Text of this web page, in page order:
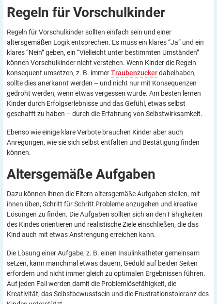
Regeln für Vorschulkinder
Regeln für Vorschulkinder sollten einfach sein und einer
altersgemäßen Logik entsprechen. Es muss ein klares “Ja” und ein
klares “Nein” geben, ein “Vielleicht unter bestimmten Umständen”
können Vorschulkinder nicht verstehen. Wenn Kinder die Regeln
konsequent umsetzen, z. B. immerTraubenzuckerdabeihaben,
sollte dies anerkannt werden – und nicht nur mit Konsequenzen
gedroht werden, wenn etwas vergessen wurde. Am besten lernen
Kinder durch Erfolgserlebnisse und das Gefühl, etwas selbst
geschafft zu haben – durch die Erfahrung von Selbstwirksamkeit.
Ebenso wie einige klare Verbote brauchen Kinder aber auch
Anregungen, wie sie sich selbst entfalten und Bestätigung finden
können.
Altersgemäße Aufgaben
Dazu können ihnen die Eltern altersgemäße Aufgaben stellen, mit
ihnen üben, Schritt für Schritt Probleme anzugehen und kreative
Lösungen zu finden. Die Aufgaben sollten sich an den Fähigkeiten
des Kindes orientieren und realistische Ziele einschließen, die das
Kind auch mit etwas Anstrengung erreichen kann.
Die Lösung einer Aufgabe, z. B. einen Insulinkatheter gemeinsam
setzen, kann manchmal etwas dauern, Geduld auf beiden Seiten
erfordern und nicht immer gleich zu optimalen Ergebnissen führen.
Auf jeden Fall werden damit die Problemlösefähigkeit, die
Kreativität, das Selbstbewusstsein und die Frustrationstoleranz des